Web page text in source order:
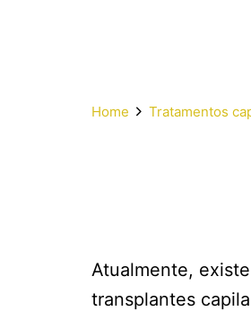
Home Tratamentos
Atualmente,
transplantes